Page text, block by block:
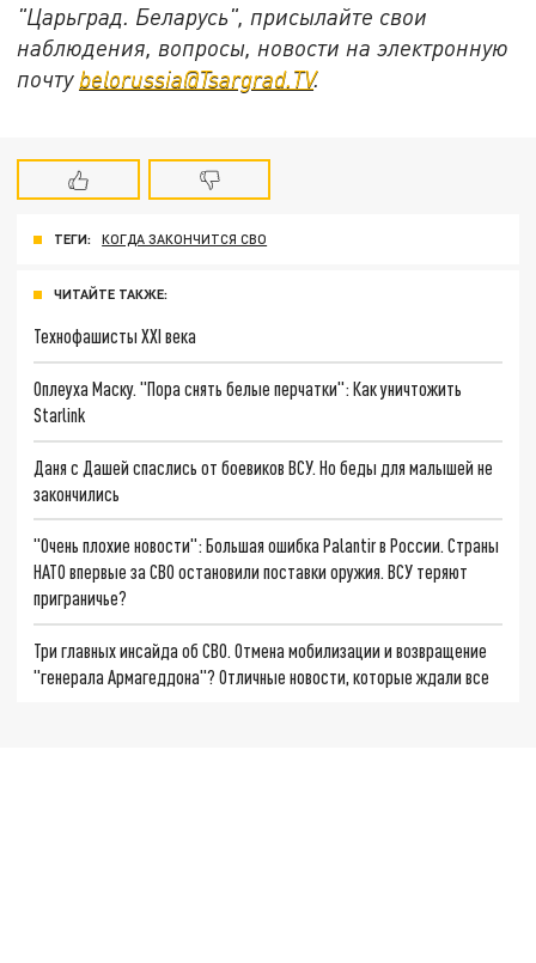
"Царьград. Беларусь", присылайте свои
наблюдения, вопросы, новости на электронную
почту belorussia@Tsargrad.TV.
ТЕГИ: КОГДА ЗАКОНЧИТСЯ СВО
ЧИТАЙТЕ ТАКЖЕ:
Технофашисты XXI века
Оплеуха Маску. "Пора снять белые перчатки": Как уничтожить
Starlink
Даня с Дашей спаслись от боевиков ВСУ. Но беды для малышей не
закончились
"Очень плохие новости": Большая ошибка Palantir в России. Страны
НАТО впервые за СВО остановили поставки оружия. ВСУ теряют
приграничье?
Три главных инсайда об СВО. Отмена мобилизации и возвращение
"генерала Армагеддона"? Отличные новости, которые ждали все